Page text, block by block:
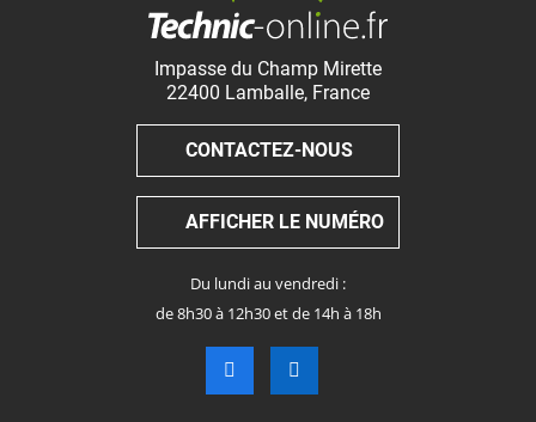
Impasse du Champ Mirette
22400 Lamballe, France
CONTACTEZ-NOUS
AFFICHER LE NUMÉRO
Du lundi au vendredi :
de 8h30 à 12h30 et de 14h à 18h